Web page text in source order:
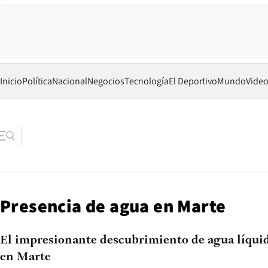
InicioPolíticaNacionalNegociosTecnologíaEl DeportivoMundo
Presencia de agua en Marte
El impresionante descubrimiento de agua
en Marte